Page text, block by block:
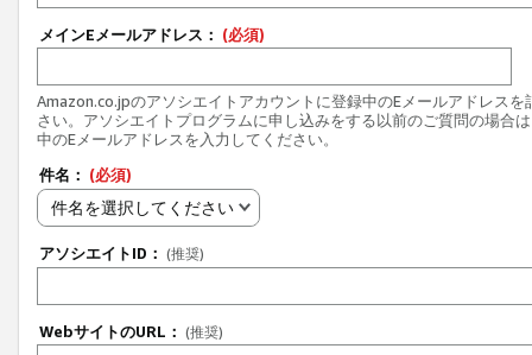
メインEメールアドレス： (必須)
Amazon.co.jpのアソシエイトアカウントに登録中のEメールアドレスを
さい。アソシエイトプログラムに申し込みをする以前のご質問の場合
中のEメールアドレスを入力してください。
件名： (必須)
件名を選択してください
アソシエイトID： (推奨)
WebサイトのURL： (推奨)